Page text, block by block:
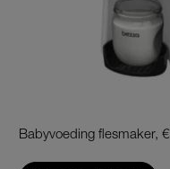
Babyvoeding flesmaker, €